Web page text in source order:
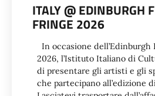
ITALY @ EDINBURGH
FRINGE 2026
In occasione dell’Edinburgh
2026, l’Istituto Italiano di
di presentare gli artisti e gli
che partecipano all’edizione